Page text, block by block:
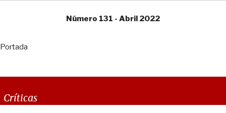
Número 131 - Abril 2022
Portada
Críticas